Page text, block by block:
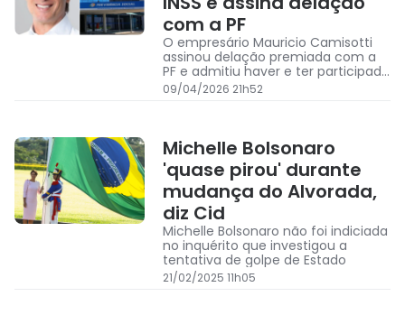
com a PF
O empresário Mauricio Camisotti
assinou delação premiada com a
PF e admitiu haver e ter participado
de um esquema de fraudes no INSS
09/04/2026 21h52
Michelle Bolsonaro
'quase pirou' durante
mudança do Alvorada,
diz Cid
Michelle Bolsonaro não foi indiciada
no inquérito que investigou a
tentativa de golpe de Estado
21/02/2025 11h05